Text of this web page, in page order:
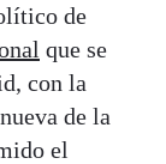
de
que se
con la
de la
el